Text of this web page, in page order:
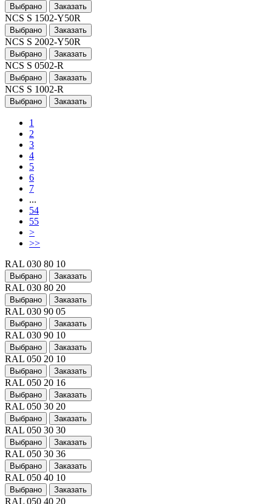
Выбрано Заказать
NCS S 1502-Y50R
Выбрано Заказать
NCS S 2002-Y50R
Выбрано Заказать
NCS S 0502-R
Выбрано Заказать
NCS S 1002-R
Выбрано Заказать
1
2
3
4
5
6
7
...
54
55
>
>>
RAL 030 80 10
Выбрано Заказать
RAL 030 80 20
Выбрано Заказать
RAL 030 90 05
Выбрано Заказать
RAL 030 90 10
Выбрано Заказать
RAL 050 20 10
Выбрано Заказать
RAL 050 20 16
Выбрано Заказать
RAL 050 30 20
Выбрано Заказать
RAL 050 30 30
Выбрано Заказать
RAL 050 30 36
Выбрано Заказать
RAL 050 40 10
Выбрано Заказать
RAL 050 40 20